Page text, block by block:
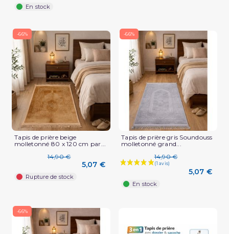
En stock
-66%
Tapis de prière beige
molletonné 80 x 120 cm par...
14,90 €
5,07 €
Rupture de stock
-66%
Tapis de prière gris Soundouss
molletonné grand...
14,90 €
5,07 €
En stock
-66%